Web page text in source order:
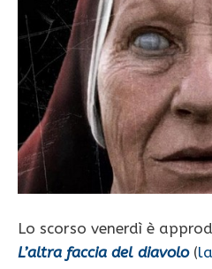
Lo scorso venerdì è
L’altra faccia del diavolo(